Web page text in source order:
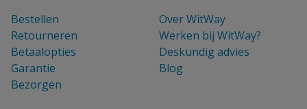
Bestellen
Retourneren
Betaalopties
Garantie
Bezorgen
Over WitWay
Werken bij WitWay?
Deskundig advies
Blog